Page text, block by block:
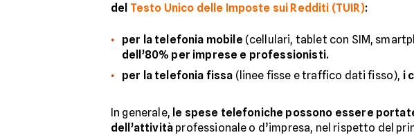
del Testo Unico delle Imposte sui Redditi (TUIR):
per la telefonia mobile (cellulari, tablet con SIM,
dell’80% per imprese e professionisti.
per la telefonia fissa (linee fisse e traffico dati fisso), i
In generale, le spese telefoniche possono essere
dell’attività professionale o d’impresa, nel rispetto del